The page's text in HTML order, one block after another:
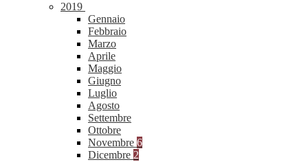
2019
Gennaio
Febbraio
Marzo
Aprile
Maggio
Giugno
Luglio
Agosto
Settembre
Ottobre
Novembre 6
Dicembre 2